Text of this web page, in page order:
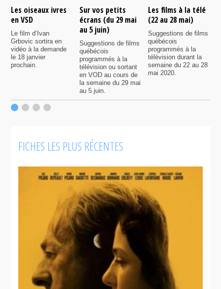
Les oiseaux ivres
en VSD
Le film d’Ivan
Grbovic sortira en
vidéo à la demande
le 18 janvier
prochain.
Sur vos petits
écrans (du 29 mai
au 5 juin)
Suggestions de films
québécois
programmés à la
télévision ou sortant
en VOD au cours de
la semaine du 29 mai
au 5 juin.
Les films à la télé
(22 au 28 mai)
Suggestions de films
québécois
programmés à la
télévision durant la
semaine du 22 au 28
mai 2020.
FICHES LES PLUS RÉCENTES